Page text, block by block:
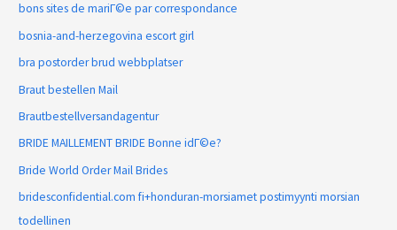
bons sites de mariГ©e par correspondance
bosnia-and-herzegovina escort girl
bra postorder brud webbplatser
Braut bestellen Mail
Brautbestellversandagentur
BRIDE MAILLEMENT BRIDE Bonne idГ©e?
Bride World Order Mail Brides
bridesconfidential.com fi+honduran-morsiamet postimyynti morsian
todellinen